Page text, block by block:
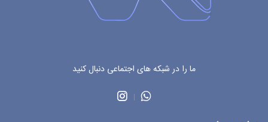
ما را در شبکه های اجتماعی دنبال کنید